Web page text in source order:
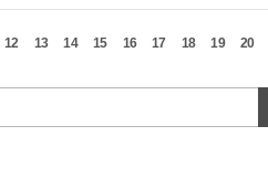
12 13 14 15 16 17 18 19 20